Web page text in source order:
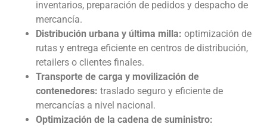
inventarios, preparación de pedidos y despacho de
mercancía.
Distribución urbana y última milla: optimización de
rutas y entrega eficiente en centros de distribución,
retailers o clientes finales.
Transporte de carga y movilización de
contenedores: traslado seguro y eficiente de
mercancías a nivel nacional.
Optimización de la cadena de suministro: